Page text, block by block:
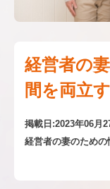
経営者の
間を両立
掲載日:2023年06月
経営者の妻のため